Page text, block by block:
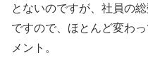
とないのですが、社員の
ですので、ほとんど変わ
メント。